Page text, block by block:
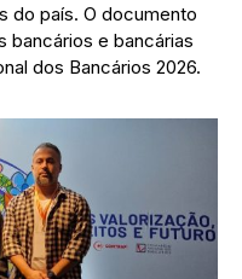
do país. O documento
bancários e bancárias
dos Bancários 2026.